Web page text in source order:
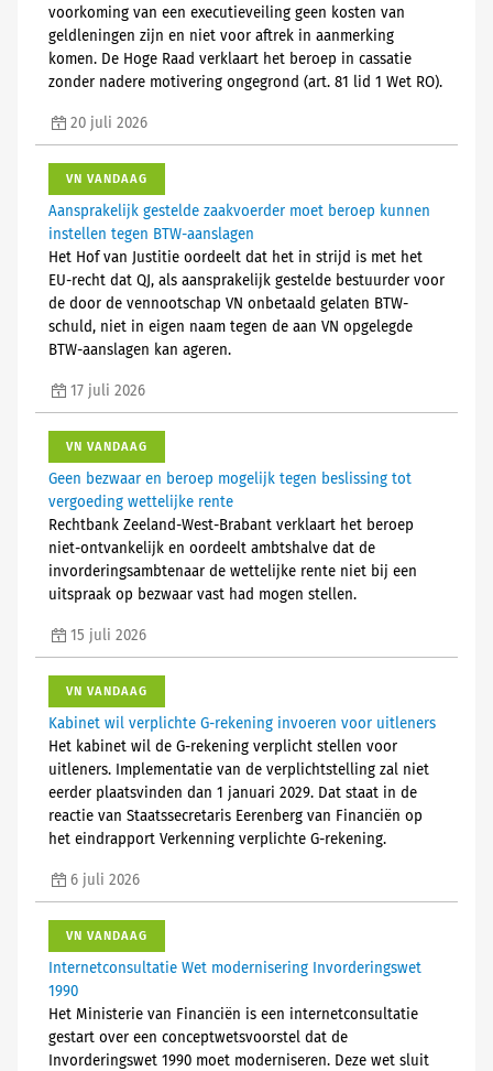
voorkoming van een executieveiling geen kosten van
geldleningen zijn en niet voor aftrek in aanmerking
komen. De Hoge Raad verklaart het beroep in cassatie
zonder nadere motivering ongegrond (art. 81 lid 1 Wet RO).
20 juli 2026
VN VANDAAG
Aansprakelijk gestelde zaakvoerder moet beroep kunnen
instellen tegen BTW-aanslagen
Het Hof van Justitie oordeelt dat het in strijd is met het
EU-recht dat QJ, als aansprakelijk gestelde bestuurder voor
de door de vennootschap VN onbetaald gelaten BTW-
schuld, niet in eigen naam tegen de aan VN opgelegde
BTW-aanslagen kan ageren.
17 juli 2026
VN VANDAAG
Geen bezwaar en beroep mogelijk tegen beslissing tot
vergoeding wettelijke rente
Rechtbank Zeeland-West-Brabant verklaart het beroep
niet-ontvankelijk en oordeelt ambtshalve dat de
invorderingsambtenaar de wettelijke rente niet bij een
uitspraak op bezwaar vast had mogen stellen.
15 juli 2026
VN VANDAAG
Kabinet wil verplichte G-rekening invoeren voor uitleners
Het kabinet wil de G-rekening verplicht stellen voor
uitleners. Implementatie van de verplichtstelling zal niet
eerder plaatsvinden dan 1 januari 2029. Dat staat in de
reactie van Staatssecretaris Eerenberg van Financiën op
het eindrapport Verkenning verplichte G-rekening.
6 juli 2026
VN VANDAAG
Internetconsultatie Wet modernisering Invorderingswet
1990
Het Ministerie van Financiën is een internetconsultatie
gestart over een conceptwetsvoorstel dat de
Invorderingswet 1990 moet moderniseren. Deze wet sluit